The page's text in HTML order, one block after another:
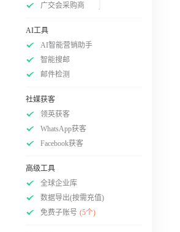
广交会采购商
AI工具
AI智能营销助手
智能搜邮
邮件检测
社媒获客
领英获客
WhatsApp获客
Facebook获客
高级工具
全球企业库
数据导出(按需充值)
免费子账号 (5个)